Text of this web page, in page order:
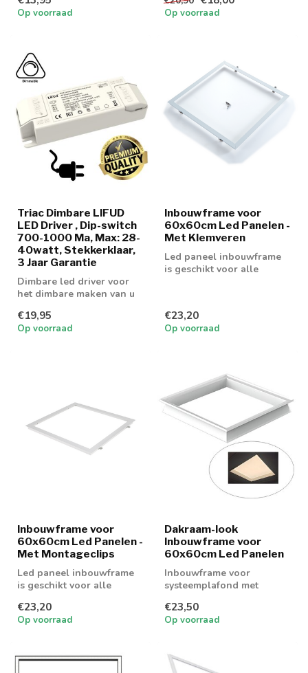
Op voorraad Op voorraad
Triac Dimbare LIFUD
LED Driver , Dip-switch
700-1000 Ma, Max: 28-
40watt, Stekkerklaar,
3 Jaar Garantie
Dimbare led driver voor
het dimbare maken van u
€19,95
Op voorraad
Inbouwframe voor
60x60cm Led Panelen -
Met Klemveren
Led paneel inbouwframe
is geschikt voor alle
€23,20
Op voorraad
Inbouwframe voor
60x60cm Led Panelen -
Met Montageclips
Led paneel inbouwframe
is geschikt voor alle
€23,20
Op voorraad
Dakraam-look
Inbouwframe voor
60x60cm Led Panelen
Inbouwframe voor
systeemplafond met
€23,50
Op voorraad